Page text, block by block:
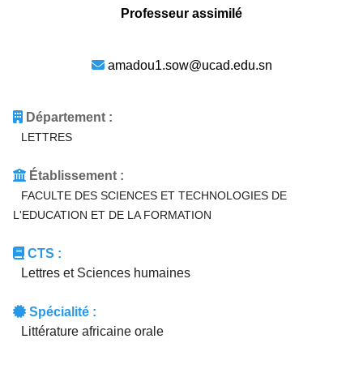
Professeur assimilé
amadou1.sow@ucad.edu.sn
Département :
LETTRES
Établissement :
FACULTE DES SCIENCES ET TECHNOLOGIES DE
L'EDUCATION ET DE LA FORMATION
CTS :
Lettres et Sciences humaines
Spécialité :
Littérature africaine orale